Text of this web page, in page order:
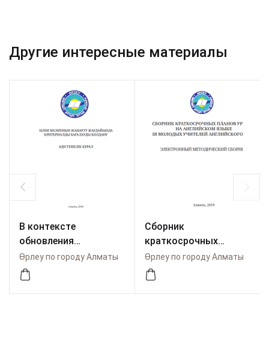
Другие интересные материалы
В контексте
обновления
содержания
образования
применение
Өрлеу по городу Алматы
Сборник
краткосрочных
планов уроков на
английском языке
(для молодых
Өрлеу по городу Алматы